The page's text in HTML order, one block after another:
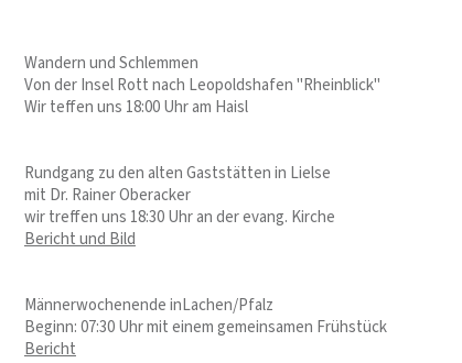
Wandern und Schlemmen
Von der Insel Rott nach Leopoldshafen "Rheinblick"
Wir teffen uns 18:00 Uhr am Haisl
Rundgang zu den alten Gaststätten in Lielse
mit Dr. Rainer Oberacker
wir treffen uns 18:30 Uhr an der evang. Kirche
Bericht und Bild
Männerwochenende inLachen/Pfalz
Beginn: 07:30 Uhr mit einem gemeinsamen Frühstück
Bericht